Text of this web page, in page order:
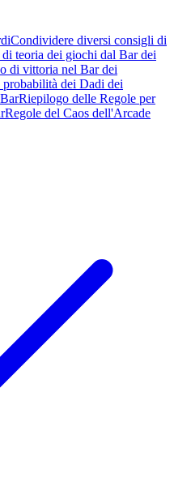
Condividere diversi consigli di
di teoria dei giochi dal Bar dei
di vittoria nel Bar dei
dei Dadi dei
Riepilogo delle Regole per
Regole del Caos dell'Arcade